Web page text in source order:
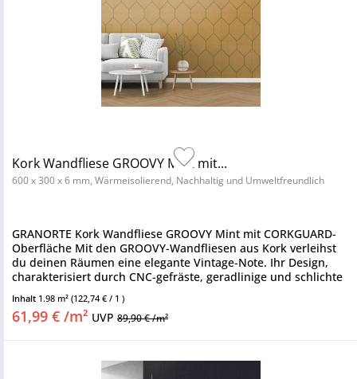
Kork Wandfliese GROOVY Mint mit...
600 x 300 x 6 mm, Wärmeisolierend, Nachhaltig und Umweltfreundlich
GRANORTE Kork Wandfliese GROOVY Mint mit CORKGUARD-
Oberfläche Mit den GROOVY-Wandfliesen aus Kork verleihst
du deinen Räumen eine elegante Vintage-Note. Ihr Design,
charakterisiert durch CNC-gefräste, geradlinige und schlichte
Inhalt 1.98 m² (122,74 € / 1 )
61,99 € /m² UVP 89,90 € /m²